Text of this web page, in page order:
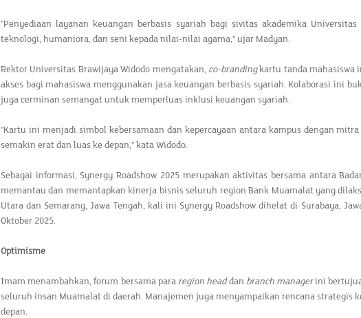
"Penyediaan layanan keuangan berbasis syariah bagi sivitas akademika
teknologi, humaniora, dan seni kepada nilai-nilai agama," ujar Madyan.
Rektor Universitas Brawijaya Widodo mengatakan, co-brandingkartu tanda mahasiswa
akses bagi mahasiswa menggunakan jasa keuangan berbasis syariah. Kolaborasi ini
juga cerminan semangat untuk memperluas inklusi keuangan syariah.
"Kartu ini menjadi simbol kebersamaan dan kepercayaan antara kampus dengan
semakin erat dan luas ke depan," kata Widodo.
Sebagai informasi, Synergy Roadshow 2025 merupakan aktivitas bersama antara
memantau dan memantapkan kinerja bisnis seluruh region Bank Muamalat yang
Utara dan Semarang, Jawa Tengah, kali ini Synergy Roadshow dihelat di Surabaya,
Oktober 2025.
Optimisme
Imam menambahkan, forum bersama para region headdan branch managerini
seluruh insan Muamalat di daerah. Manajemen juga menyampaikan rencana strategis
depan.